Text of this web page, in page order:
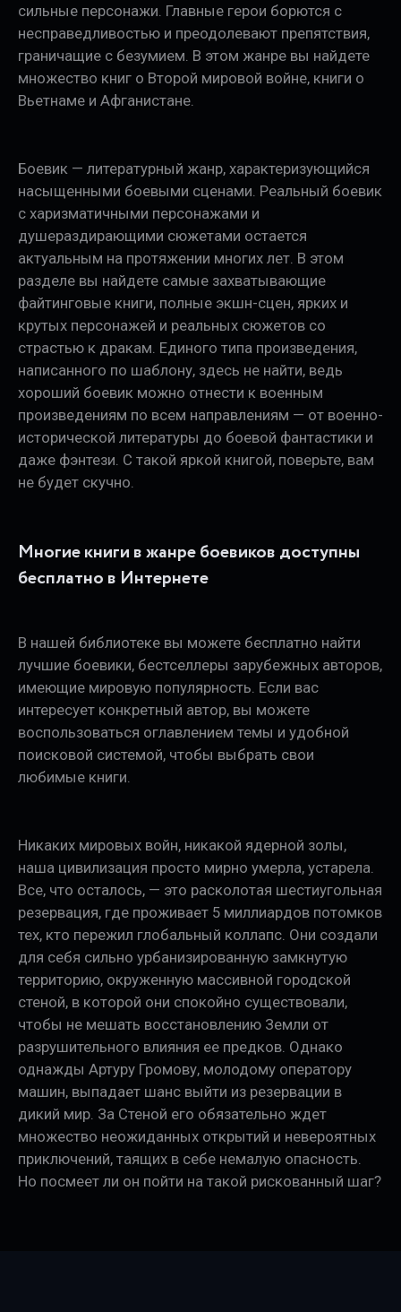
сильные персонажи. Главные герои борются с
несправедливостью и преодолевают препятствия,
граничащие с безумием. В этом жанре вы найдете
множество книг о Второй мировой войне, книги о
Вьетнаме и Афганистане.
Боевик — литературный жанр, характеризующийся
насыщенными боевыми сценами. Реальный боевик
с харизматичными персонажами и
душераздирающими сюжетами остается
актуальным на протяжении многих лет. В этом
разделе вы найдете самые захватывающие
файтинговые книги, полные экшн-сцен, ярких и
крутых персонажей и реальных сюжетов со
страстью к дракам. Единого типа произведения,
написанного по шаблону, здесь не найти, ведь
хороший боевик можно отнести к военным
произведениям по всем направлениям — от военно-
исторической литературы до боевой фантастики и
даже фэнтези. С такой яркой книгой, поверьте, вам
не будет скучно.
Многие книги в жанре боевиков доступны
бесплатно в Интернете
В нашей библиотеке вы можете бесплатно найти
лучшие боевики, бестселлеры зарубежных авторов,
имеющие мировую популярность. Если вас
интересует конкретный автор, вы можете
воспользоваться оглавлением темы и удобной
поисковой системой, чтобы выбрать свои
любимые книги.
Никаких мировых войн, никакой ядерной золы,
наша цивилизация просто мирно умерла, устарела.
Все, что осталось, — это расколотая шестиугольная
резервация, где проживает 5 миллиардов потомков
тех, кто пережил глобальный коллапс. Они создали
для себя сильно урбанизированную замкнутую
территорию, окруженную массивной городской
стеной, в которой они спокойно существовали,
чтобы не мешать восстановлению Земли от
разрушительного влияния ее предков. Однако
однажды Артуру Громову, молодому оператору
машин, выпадает шанс выйти из резервации в
дикий мир. За Стеной его обязательно ждет
множество неожиданных открытий и невероятных
приключений, таящих в себе немалую опасность.
Но посмеет ли он пойти на такой рискованный шаг?